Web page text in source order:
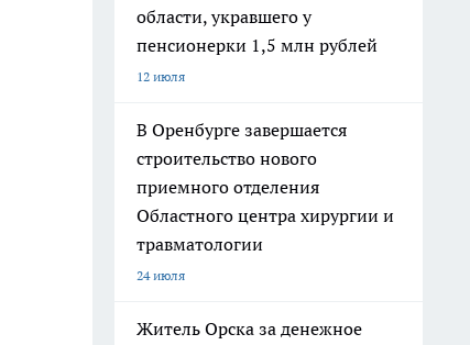
области, укравшего у
пенсионерки 1,5 млн рублей
12 июля
В Оренбурге завершается
строительство нового
приемного отделения
Областного центра хирургии и
травматологии
24 июля
Житель Орска за денежное